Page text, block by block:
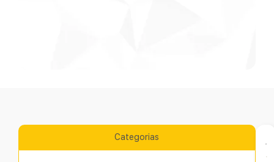
Categorias